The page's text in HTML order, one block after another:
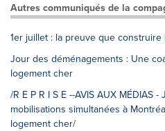
Autres communiqués de la
1er juillet : la preuve que
Jour des déménagements : Une
logement cher
/R E P R I S E --AVIS AUX MÉDIAS
mobilisations simultanées à
logement cher/